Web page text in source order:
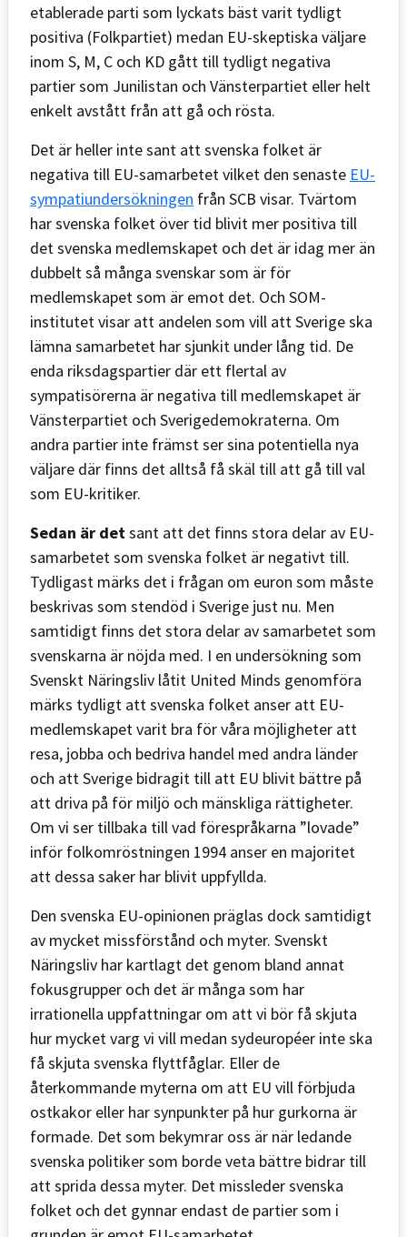
etablerade parti som lyckats bäst varit tydligt
positiva (Folkpartiet) medan EU-skeptiska väljare
inom S, M, C och KD gått till tydligt negativa
partier som Junilistan och Vänsterpartiet eller helt
enkelt avstått från att gå och rösta.
Det är heller inte sant att svenska folket är
negativa till EU-samarbetet vilket den senaste EU-
sympatiundersökningen från SCB visar. Tvärtom
har svenska folket över tid blivit mer positiva till
det svenska medlemskapet och det är idag mer än
dubbelt så många svenskar som är för
medlemskapet som är emot det. Och SOM-
institutet visar att andelen som vill att Sverige ska
lämna samarbetet har sjunkit under lång tid. De
enda riksdagspartier där ett flertal av
sympatisörerna är negativa till medlemskapet är
Vänsterpartiet och Sverigedemokraterna. Om
andra partier inte främst ser sina potentiella nya
väljare där finns det alltså få skäl till att gå till val
som EU-kritiker.
Sedan är det sant att det finns stora delar av EU-
samarbetet som svenska folket är negativt till.
Tydligast märks det i frågan om euron som måste
beskrivas som stendöd i Sverige just nu. Men
samtidigt finns det stora delar av samarbetet som
svenskarna är nöjda med. I en undersökning som
Svenskt Näringsliv låtit United Minds genomföra
märks tydligt att svenska folket anser att EU-
medlemskapet varit bra för våra möjligheter att
resa, jobba och bedriva handel med andra länder
och att Sverige bidragit till att EU blivit bättre på
att driva på för miljö och mänskliga rättigheter.
Om vi ser tillbaka till vad förespråkarna ”lovade”
inför folkomröstningen 1994 anser en majoritet
att dessa saker har blivit uppfyllda.
Den svenska EU-opinionen präglas dock samtidigt
av mycket missförstånd och myter. Svenskt
Näringsliv har kartlagt det genom bland annat
fokusgrupper och det är många som har
irrationella uppfattningar om att vi bör få skjuta
hur mycket varg vi vill medan sydeuropéer inte ska
få skjuta svenska flyttfåglar. Eller de
återkommande myterna om att EU vill förbjuda
ostkakor eller har synpunkter på hur gurkorna är
formade. Det som bekymrar oss är när ledande
svenska politiker som borde veta bättre bidrar till
att sprida dessa myter. Det missleder svenska
folket och det gynnar endast de partier som i